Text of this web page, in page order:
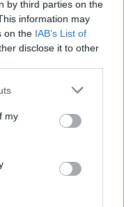
by third parties on the
information may
on the IAB’s List of
disclose it to other
one or more Google
You may click to
third-party tags to
in below Google
my
HASZNÁLOD, AZ
UTALHAT
EZ A
A